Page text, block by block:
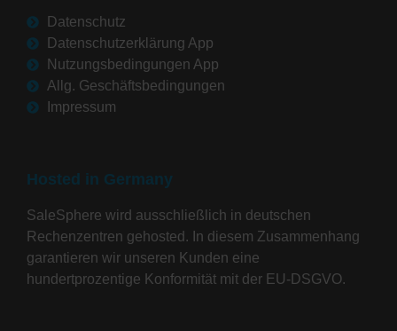
Datenschutz
Datenschutzerklärung App
Nutzungsbedingungen App
Allg. Geschäftsbedingungen
Impressum
Hosted in Germany
SaleSphere wird ausschließlich in deutschen
Rechenzentren gehosted. In diesem Zusammenhang
garantieren wir unseren Kunden eine
hundertprozentige Konformität mit der EU-DSGVO.